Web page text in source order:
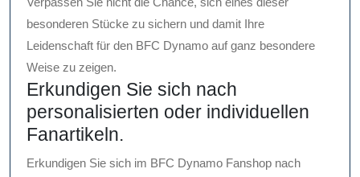
besonderen Stücke zu sichern und damit Ihre
Leidenschaft für den BFC Dynamo auf ganz besondere
Weise zu zeigen.
Erkundigen Sie sich nach
personalisierten oder individuellen
Fanartikeln.
Erkundigen Sie sich im BFC Dynamo Fanshop nach